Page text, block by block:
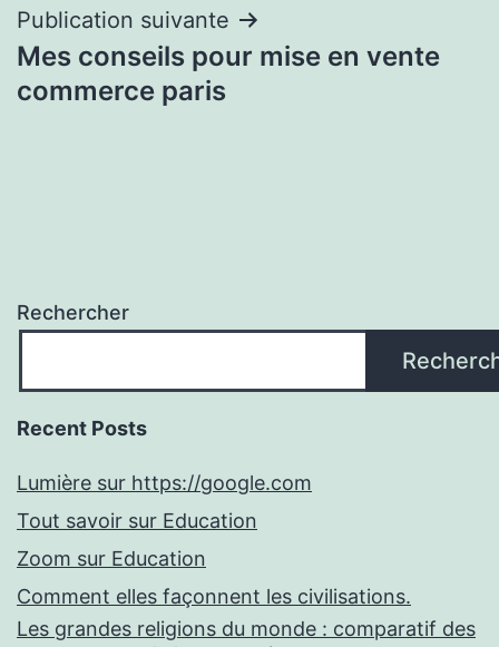
Publication suivante
Mes conseils pour mise en vente
commerce paris
Rechercher
Recent Posts
Lumière sur https://google.com
Tout savoir sur Education
Zoom sur Education
Comment elles façonnent les civilisations.
Les grandes religions du monde : comparatif des